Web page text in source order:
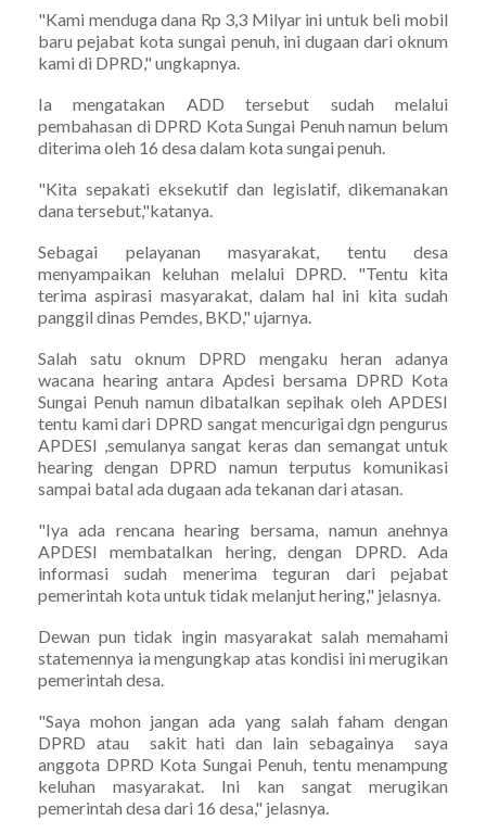
"Kami menduga dana Rp 3,3 Milyar ini untuk beli mobil
baru pejabat kota sungai penuh, ini dugaan dari oknum
kami di DPRD," ungkapnya.
Ia mengatakan ADD tersebut sudah melalui
pembahasan di DPRD Kota Sungai Penuh namun belum
diterima oleh 16 desa dalam kota sungai penuh.
"Kita sepakati eksekutif dan legislatif, dikemanakan
dana tersebut,"katanya.
Sebagai pelayanan masyarakat, tentu desa
menyampaikan keluhan melalui DPRD. "Tentu kita
terima aspirasi masyarakat, dalam hal ini kita sudah
panggil dinas Pemdes, BKD," ujarnya.
Salah satu oknum DPRD mengaku heran adanya
wacana hearing antara Apdesi bersama DPRD Kota
Sungai Penuh namun dibatalkan sepihak oleh APDESI
tentu kami dari DPRD sangat mencurigai dgn pengurus
APDESI ,semulanya sangat keras dan semangat untuk
hearing dengan DPRD namun terputus komunikasi
sampai batal ada dugaan ada tekanan dari atasan.
"Iya ada rencana hearing bersama, namun anehnya
APDESI membatalkan hering, dengan DPRD. Ada
informasi sudah menerima teguran dari pejabat
pemerintah kota untuk tidak melanjut hering," jelasnya.
Dewan pun tidak ingin masyarakat salah memahami
statemennya ia mengungkap atas kondisi ini merugikan
pemerintah desa.
"Saya mohon jangan ada yang salah faham dengan
DPRD atau sakit hati dan lain sebagainya saya
anggota DPRD Kota Sungai Penuh, tentu menampung
keluhan masyarakat. Ini kan sangat merugikan
pemerintah desa dari 16 desa," jelasnya.